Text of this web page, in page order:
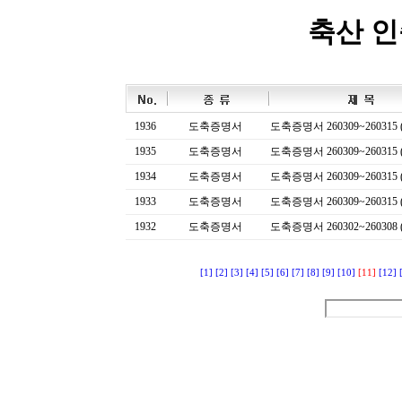
축산
1936 도축증명서
도축증명서 260309~260315
1935
도축증명서
도축증명서 260309~260315
1934
도축증명서
도축증명서 260309~260315
1933
도축증명서
도축증명서 260309~260315
1932
도축증명서 도축증명서 260302~260308
[1] [2] [3] [4] [5] [6] [7] [8] [9] [10] [11] [12]